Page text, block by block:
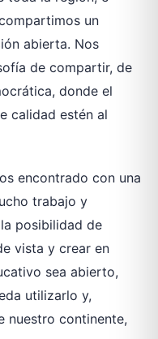
un
abierta. Nos
de compartir, de
donde el
calidad estén al
encontrado con una
trabajo y
posibilidad de
vista y crear en
sea abierto,
utilizarlo y,
nuestro continente,